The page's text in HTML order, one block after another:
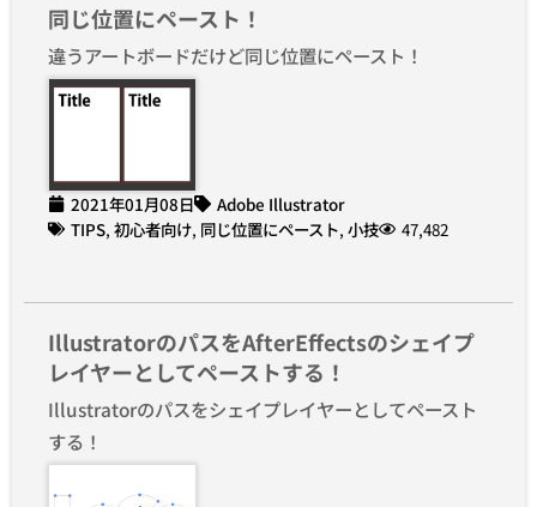
同じ位置にペースト！
違うアートボードだけど同じ位置にペースト！
2021年01月08日
Adobe Illustrator
TIPS, 初心者向け, 同じ位置にペースト, 小技 47,482
IllustratorのパスをAfterEffectsのシェイプ
レイヤーとしてペーストする！
Illustratorのパスをシェイプレイヤーとしてペースト
する！